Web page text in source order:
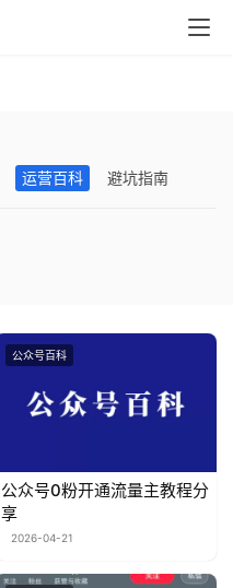
运营百科 避坑指南
公众号百科
公众号0粉开通流量主教程分
享
2026-04-21